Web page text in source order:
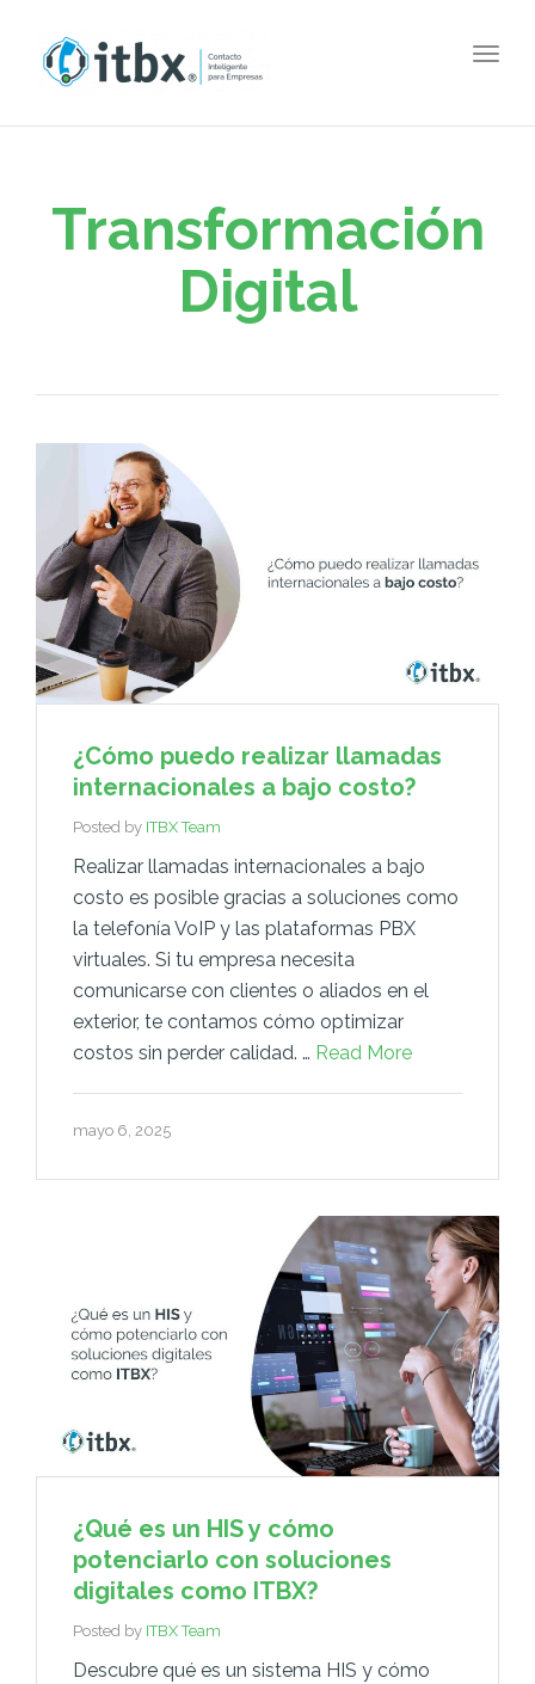
Transformación
Digital
¿Cómo puedo realizar llamadas
internacionales a bajo costo?
Posted by ITBX Team
Realizar llamadas internacionales a bajo
costo es posible gracias a soluciones como
la telefonía VoIP y las plataformas PBX
virtuales. Si tu empresa necesita
comunicarse con clientes o aliados en el
exterior, te contamos cómo optimizar
costos sin perder calidad. … Read More
mayo 6, 2025
¿Qué es un HIS y cómo
potenciarlo con soluciones
digitales como ITBX?
Posted by ITBX Team
Descubre qué es un sistema HIS y cómo